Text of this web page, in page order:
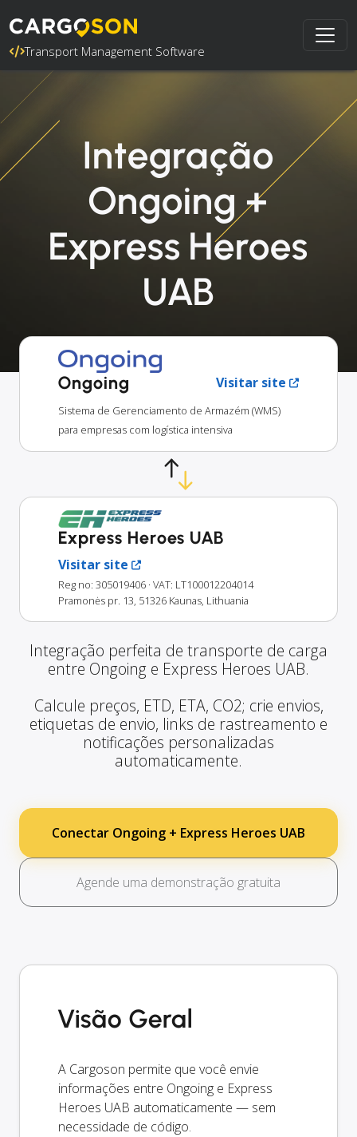
Transport Management Software
Integração
Ongoing +
Express Heroes
UAB
Ongoing Visitar site
Sistema de Gerenciamento de Armazém (WMS)
para empresas com logística intensiva
Express Heroes UAB
Visitar site
Reg no: 305019406 · VAT: LT100012204014
Pramonės pr. 13, 51326 Kaunas, Lithuania
Integração perfeita de transporte de carga
entre Ongoing e Express Heroes UAB.
Calcule preços, ETD, ETA, CO2; crie envios,
etiquetas de envio, links de rastreamento e
notificações personalizadas
automaticamente.
Conectar Ongoing + Express Heroes UAB
Agende uma demonstração gratuita
Visão Geral
A Cargoson permite que você envie
informações entre Ongoing e Express
Heroes UAB automaticamente — sem
necessidade de código.